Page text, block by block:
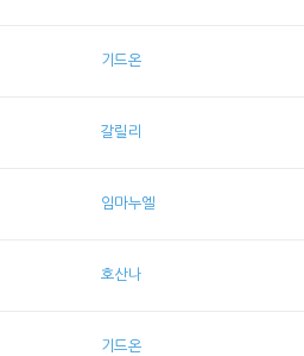
기드온
갈릴리
임마누엘
호산나
기드온